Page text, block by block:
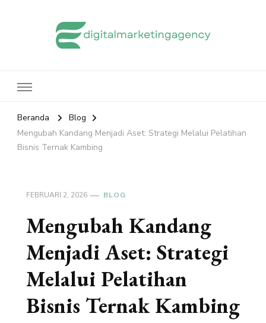
Beranda
Blog
Mengubah Kandang Menjadi Aset: Strategi Melalui Pelatihan
Bisnis Ternak Kambing
FEBRUARI 2, 2026 BLOG
Mengubah Kandang
Menjadi Aset: Strategi
Melalui Pelatihan
Bisnis Ternak Kambing